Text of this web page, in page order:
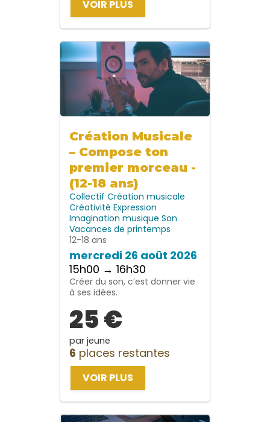
VOIR PLUS
Création Musicale
– Compose ton
premier morceau -
(12-18 ans)
Collectif Création musicale
Créativité Expression
Imagination musique Son
Vacances de printemps
12-18 ans
mercredi 26 août 2026
15h00 → 16h30
Créer du son, c’est donner vie
à ses idées.
25 €
par jeune
6 places restantes
VOIR PLUS